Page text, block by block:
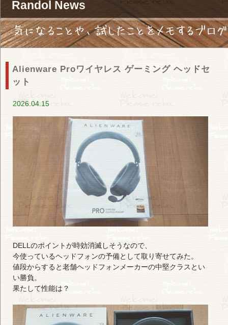
Randol News
Alienware Proワイヤレス ゲーミング ヘッドセ
ット
2026.04.15
DELLのポイントが時効消滅しそうなので、
今使っているヘッドフォンの予備として取り寄せてみた。
値段からすると老舗ヘッドフォンメーカーの中堅クラスとい
い勝負。
果たして性能は？